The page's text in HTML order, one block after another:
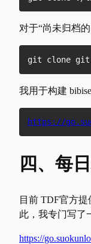
对于“尚未归档
git clone
我用于构建
https://
四、每
目前 TDF官方
此，我专门写了
https://